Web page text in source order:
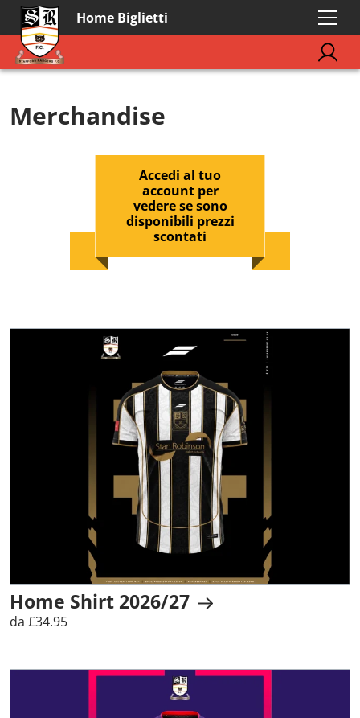
Home Biglietti
Merchandise
Accedi al tuo
account per
vedere se sono
disponibili prezzi
scontati
Home Shirt 2026/27
da £34.95